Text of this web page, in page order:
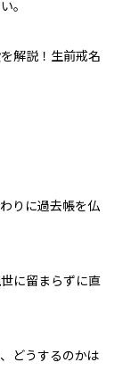
。
解説！生前戒名
りに過去帳を仏
に留まらずに直
どうするのかは